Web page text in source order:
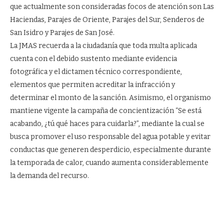
que actualmente son consideradas focos de atención son Las
Haciendas, Parajes de Oriente, Parajes del Sur, Senderos de
San Isidro y Parajes de San José.
La JMAS recuerda a la ciudadanía que toda multa aplicada
cuenta con el debido sustento mediante evidencia
fotográfica y el dictamen técnico correspondiente,
elementos que permiten acreditar la infracción y
determinar el monto de la sanción. Asimismo, el organismo
mantiene vigente la campaña de concientización “Se está
acabando, ¿tú qué haces para cuidarla?”, mediante la cual se
busca promover el uso responsable del agua potable y evitar
conductas que generen desperdicio, especialmente durante
la temporada de calor, cuando aumenta considerablemente
la demanda del recurso.